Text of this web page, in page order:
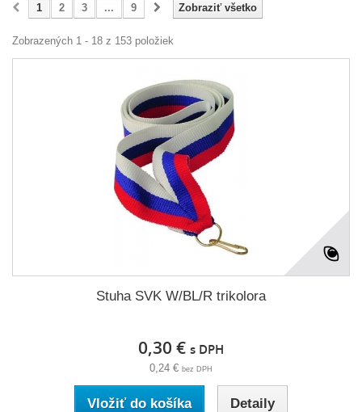
Zobraziť všetko
1 2 3 ... 9
Zobrazených 1 - 18 z 153 položiek
Stuha SVK W/BL/R trikolora
0,30 € s DPH
0,24 € bez DPH
Vložiť do košíka Detaily